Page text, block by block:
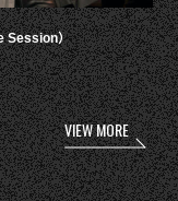
Session）
VIEW MORE